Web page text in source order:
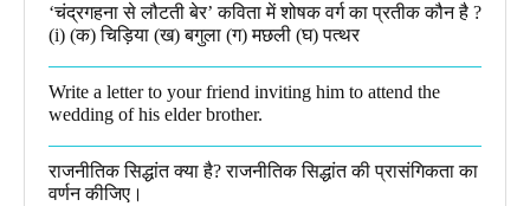
‘चंद्रगहना से लौटती बेर’ कविता में शोषक वर्ग का प्रतीक कौन है ?
(i) (क) चिड़िया (ख) बगुला (ग) मछली (घ) पत्थर
Write a letter to your friend inviting him to attend the
wedding of his elder brother.
राजनीतिक सिद्धांत क्या है? राजनीतिक सिद्धांत की प्रासंगिकता का
वर्णन कीजिए।